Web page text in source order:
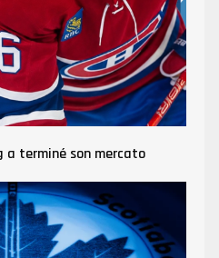
a terminé son mercato